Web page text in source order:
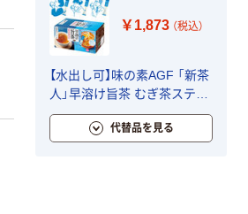
￥1,873 （税込）
【水出し可】味の素AGF 「新茶
人」早溶け旨茶 むぎ茶スティ
ック 1箱（100本入）
代替品を見る